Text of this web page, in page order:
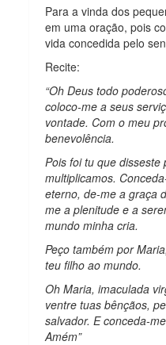
Para a vinda dos
em uma oração, pois
vida concedida pelo
Recite:
“Oh Deus todo
coloco-me a seus
vontade. Com o meu
benevolência.
Pois foi tu que
multiplicamos.
eterno, de-me a graça
me a plenitude e a
mundo minha cria.
Peço também por
teu filho ao mundo.
Oh Maria, imaculada
ventre tuas bênçãos,
salvador. E conceda-
Amém”